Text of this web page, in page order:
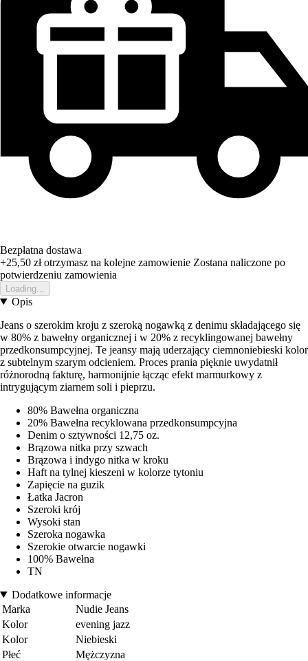
Bezpłatna dostawa
+25,50 złotrzymasz na kolejne zamowienie Zostana naliczone po
potwierdzeniu zamowienia
Loading...
Opis
Jeans o szerokim kroju z szeroką nogawką z denimu składającego się
w 80% z bawełny organicznej i w 20% z recyklingowanej bawełny
przedkonsumpcyjnej. Te jeansy mają uderzający ciemnoniebieski kolor
z subtelnym szarym odcieniem. Proces prania pięknie uwydatnił
różnorodną fakturę, harmonijnie łącząc efekt marmurkowy z
intrygującym ziarnem soli i pieprzu.
80% Bawełna organiczna
20% Bawełna recyklowana przedkonsumpcyjna
Denim o sztywności 12,75 oz.
Brązowa nitka przy szwach
Brązowa i indygo nitka w kroku
Haft na tylnej kieszeni w kolorze tytoniu
Zapięcie na guzik
Łatka Jacron
Szeroki krój
Wysoki stan
Szeroka nogawka
Szerokie otwarcie nogawki
100% Bawełna
TN
Dodatkowe informacje
Marka
Nudie Jeans
Kolor
evening jazz
Kolor
Niebieski
Płeć
Mężczyzna